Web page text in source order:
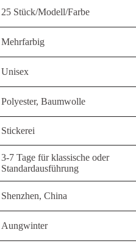
25 Stück/Modell/Farbe
Mehrfarbig
Unisex
Polyester, Baumwolle
Stickerei
3-7 Tage für klassische oder
Standardausführung
Shenzhen, China
Aungwinter